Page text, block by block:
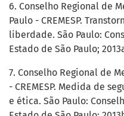
6. Conselho Regional de
Paulo - CREMESP.
liberdade. São Paulo:
Estado de São Paulo;
7. Conselho Regional de
- CREMESP. Medida de
e ética. São Paulo: